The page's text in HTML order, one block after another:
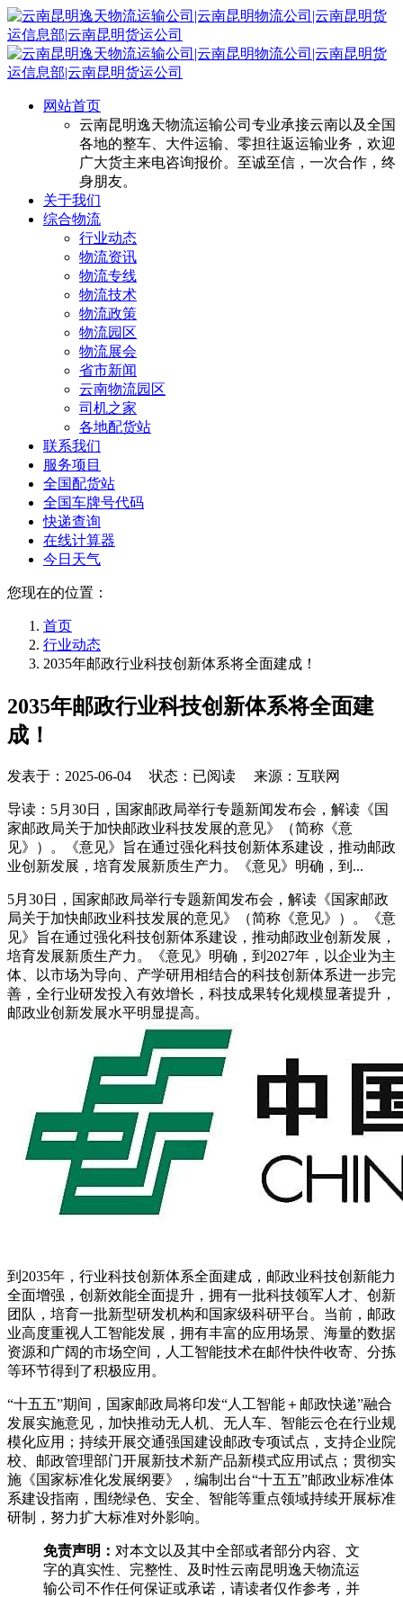
网站首页
云南昆明逸天物流运输公司专业承接云南以及全国
各地的整车、大件运输、零担往返运输业务，欢迎
广大货主来电咨询报价。至诚至信，一次合作，终
身朋友。
关于我们
综合物流
行业动态
物流资讯
物流专线
物流技术
物流政策
物流园区
物流展会
省市新闻
云南物流园区
司机之家
各地配货站
联系我们
服务项目
全国配货站
全国车牌号代码
快递查询
在线计算器
今日天气
您现在的位置：
首页
行业动态
2035年邮政行业科技创新体系将全面建成！
2035年邮政行业科技创新体系将全面建
成！
发表于： 2025-06-04 状态：已阅读 来源：互联网
导读：5月30日，国家邮政局举行专题新闻发布会，解读《国
家邮政局关于加快邮政业科技发展的意见》（简称《意
见》）。《意见》旨在通过强化科技创新体系建设，推动邮政
业创新发展，培育发展新质生产力。《意见》明确，到...
5月30日，国家邮政局举行专题新闻发布会，解读《国家邮政
局关于加快邮政业科技发展的意见》（简称《意见》）。《意
见》旨在通过强化科技创新体系建设，推动邮政业创新发展，
培育发展新质生产力。《意见》明确，到2027年，以企业为主
体、以市场为导向、产学研用相结合的科技创新体系进一步完
善，全行业研发投入有效增长，科技成果转化规模显著提升，
邮政业创新发展水平明显提高。
到2035年，行业科技创新体系全面建成，邮政业科技创新能力
全面增强，创新效能全面提升，拥有一批科技领军人才、创新
团队，培育一批新型研发机构和国家级科研平台。当前，邮政
业高度重视人工智能发展，拥有丰富的应用场景、海量的数据
资源和广阔的市场空间，人工智能技术在邮件快件收寄、分拣
等环节得到了积极应用。
“十五五”期间，国家邮政局将印发“人工智能＋邮政快递”融合
发展实施意见，加快推动无人机、无人车、智能云仓在行业规
模化应用；持续开展交通强国建设邮政专项试点，支持企业院
校、邮政管理部门开展新技术新产品新模式应用试点；贯彻实
施《国家标准化发展纲要》，编制出台“十五五”邮政业标准体
系建设指南，围绕绿色、安全、智能等重点领域持续开展标准
研制，努力扩大标准对外影响。
免责声明： 对本文以及其中全部或者部分内容、文
字的真实性、完整性、及时性云南昆明逸天物流运
输公司不作任何保证或承诺，请读者仅作参考，并